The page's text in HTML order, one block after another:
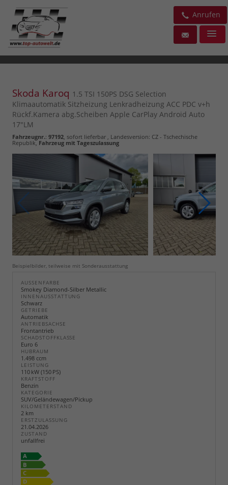
Anrufen
Skoda Karoq 1.5 TSI 150PS DSG Selection
Klimaautomatik Sitzheizung Lenkradheizung ACC PDC v+h
Rückf.Kamera abg.Scheiben Apple CarPlay Android Auto
17"LM
Fahrzeugnr.: 97192 sofort lieferbar , Landesversion: CZ - Tschechische
Republik, Fahrzeug mit Tageszulassung
Beispielbilder, teilweise mit Sonderausstattung
AUSSENFARBE
Smokey Diamond-Silber Metallic
INNENAUSSTATTUNG
Schwarz
GETRIEBE
Automatik
ANTRIEBSACHSE
Frontantrieb
SCHADSTOFFKLASSE
Euro 6
HUBRAUM
1.498 ccm
LEISTUNG
110 kW (150 PS)
KRAFTSTOFF
Benzin
KATEGORIE
SUV/Geländewagen/Pickup
KILOMETERSTAND
2 km
ERSTZULASSUNG
21.04.2026
ZUSTAND
unfallfrei